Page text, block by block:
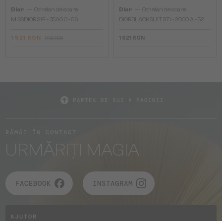
Dior
Ochelari de soare
MISSDIOR S1F - 35A0 O - 56
1 521 RON
Dior
Ochelari de soare
DIORBLACKSUIT S7I - 20C0 A - 52
1 621 RON
URMĂRIȚI MAGIA
FACEBOOK INSTAGRAM
AJUTOR